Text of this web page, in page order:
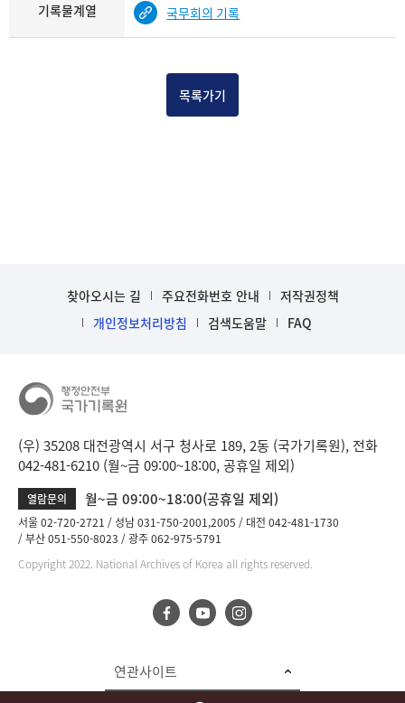
기록물계열 국무회의 기록
목록가기
찾아오시는 길 주요전화번호 안내
저작권정책
개인정보처리방침
검색도움말 FAQ
(우) 35208 대전광역시 서구 청사로 189, 2동 (국가기록원), 전화
042-481-6210 (월~금 09:00~18:00, 공휴일 제외)
열람문의 월~금 09:00~18:00(공휴일 제외)
서울 02-720-2721 성남 031-750-2001,2005
대전 042-481-1730
부산 051-550-8023
광주 062-975-5791
Copyright 2022. National Archives of Korea all rights reserved.
연관사이트